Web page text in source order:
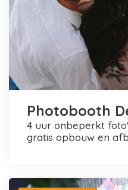
Photobooth
4 uur onbeperkt foto's maken en printen +
gratis opbouw en